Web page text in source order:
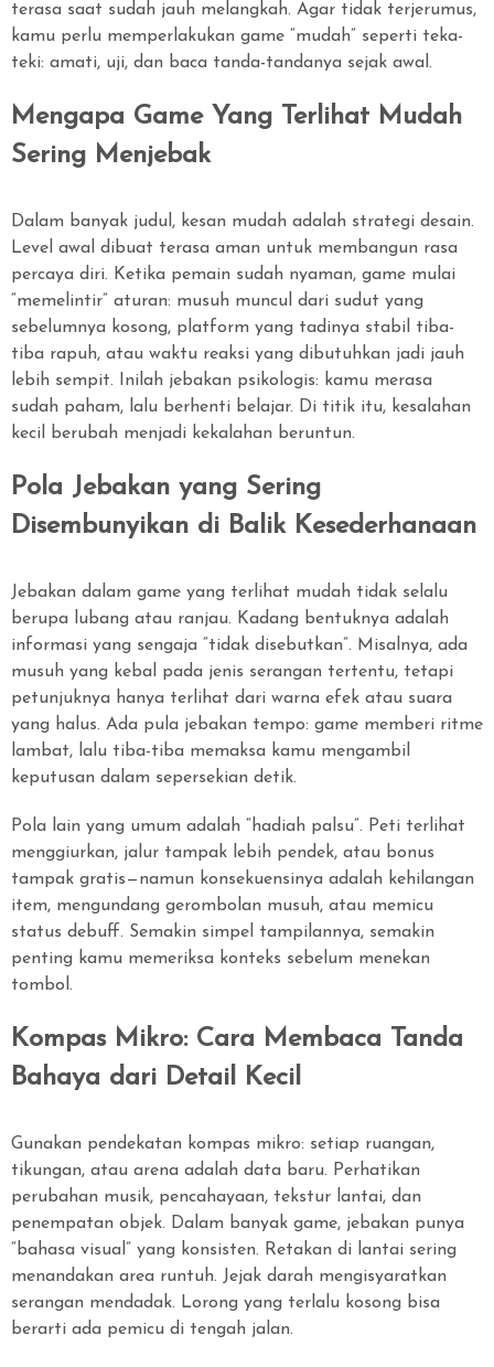
terasa saat sudah jauh melangkah. Agar tidak terjerumus,
kamu perlu memperlakukan game “mudah” seperti teka-
teki: amati, uji, dan baca tanda-tandanya sejak awal.
Mengapa Game Yang Terlihat Mudah
Sering Menjebak
Dalam banyak judul, kesan mudah adalah strategi desain.
Level awal dibuat terasa aman untuk membangun rasa
percaya diri. Ketika pemain sudah nyaman, game mulai
“memelintir” aturan: musuh muncul dari sudut yang
sebelumnya kosong, platform yang tadinya stabil tiba-
tiba rapuh, atau waktu reaksi yang dibutuhkan jadi jauh
lebih sempit. Inilah jebakan psikologis: kamu merasa
sudah paham, lalu berhenti belajar. Di titik itu, kesalahan
kecil berubah menjadi kekalahan beruntun.
Pola Jebakan yang Sering
Disembunyikan di Balik Kesederhanaan
Jebakan dalam game yang terlihat mudah tidak selalu
berupa lubang atau ranjau. Kadang bentuknya adalah
informasi yang sengaja “tidak disebutkan”. Misalnya, ada
musuh yang kebal pada jenis serangan tertentu, tetapi
petunjuknya hanya terlihat dari warna efek atau suara
yang halus. Ada pula jebakan tempo: game memberi ritme
lambat, lalu tiba-tiba memaksa kamu mengambil
keputusan dalam sepersekian detik.
Pola lain yang umum adalah “hadiah palsu”. Peti terlihat
menggiurkan, jalur tampak lebih pendek, atau bonus
tampak gratis—namun konsekuensinya adalah kehilangan
item, mengundang gerombolan musuh, atau memicu
status debuff. Semakin simpel tampilannya, semakin
penting kamu memeriksa konteks sebelum menekan
tombol.
Kompas Mikro: Cara Membaca Tanda
Bahaya dari Detail Kecil
Gunakan pendekatan kompas mikro: setiap ruangan,
tikungan, atau arena adalah data baru. Perhatikan
perubahan musik, pencahayaan, tekstur lantai, dan
penempatan objek. Dalam banyak game, jebakan punya
“bahasa visual” yang konsisten. Retakan di lantai sering
menandakan area runtuh. Jejak darah mengisyaratkan
serangan mendadak. Lorong yang terlalu kosong bisa
berarti ada pemicu di tengah jalan.